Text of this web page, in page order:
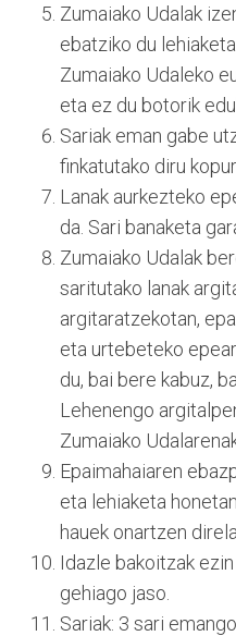
Zumaiako Udalak
ebatziko du
Zumaiako Udaleko
eta ez du botorik
Sariak eman gabe
finkatutako diru
Lanak aurkezteko
da. Sari banaketa
Zumaiako Udalak
saritutako lanak
argitaratzekotan,
eta urtebeteko
du, bai bere kabuz,
Lehenengo
Zumaiako
Epaimahaiaren
eta lehiaketa
hauek onartzen
Idazle bakoitzak
gehiago jaso.
Sariak: 3 sari